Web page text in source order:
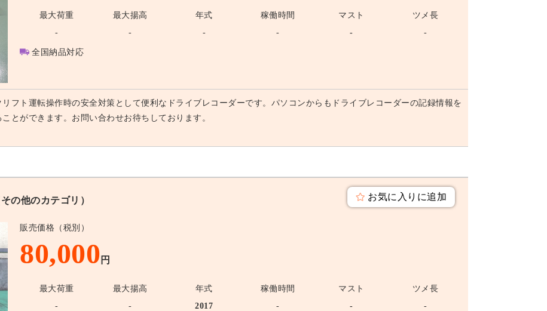
最大荷重 最大揚高 年式 稼働時間 マスト
ツメ長
-
- - - - -
全国納品対応
リフト運転操作時の安全対策として便利なドライブレコーダーです。パソコンからもドライブレコーダーの記録情報を
とができます。お問い合わせお待ちしております。
その他のカテゴリ） お気に入りに追加
販売価格（税別）
80,000 円
最大荷重 最大揚高 年式 稼働時間 マスト
ツメ長
-
-
2017
- - -